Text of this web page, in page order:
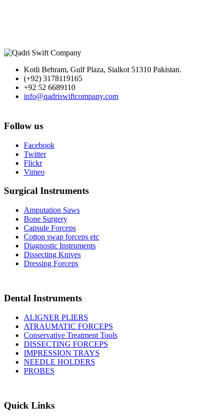
Kotli Behram, Gulf Plaza, Sialkot 51310 Pakistan.
(+92) 3178119165
+92 52 6689110
info@qadriswiftcompany.com
Follow us
Facebook
Twitter
Flickr
Vimeo
Surgical Instruments
Amputation Saws
Bone Surgery
Capsule Forceps
Cotton swap forceps etc
Diagnostic Instruments
Dissecting Knives
Dressing Forceps
Dental Instruments
ALIGNER PLIERS
ATRAUMATIC FORCEPS
Conservative Treatment Tools
DISSECTING FORCEPS
IMPRESSION TRAYS
NEEDLE HOLDERS
PROBES
Quick Links